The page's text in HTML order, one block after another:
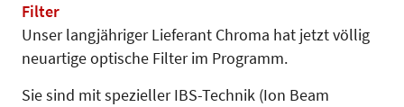
Filter
Unser langjähriger Lieferant Chroma hat jetzt völlig
neuartige optische Filter im Programm.
Sie sind mit spezieller IBS-Technik (Ion Beam